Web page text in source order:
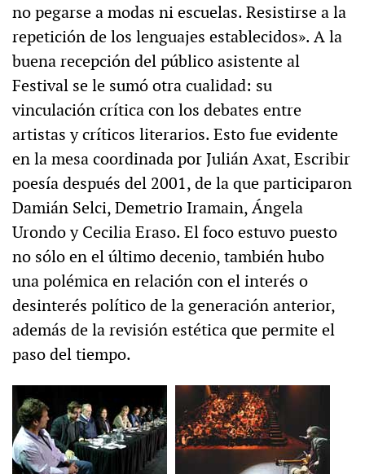
no pegarse a modas ni escuelas. Resistirse a la
repetición de los lenguajes establecidos». A la
buena recepción del público asistente al
Festival se le sumó otra cualidad: su
vinculación crítica con los debates entre
artistas y críticos literarios. Esto fue evidente
en la mesa coordinada por Julián Axat, Escribir
poesía después del 2001, de la que participaron
Damián Selci, Demetrio Iramain, Ángela
Urondo y Cecilia Eraso. El foco estuvo puesto
no sólo en el último decenio, también hubo
una polémica en relación con el interés o
desinterés político de la generación anterior,
además de la revisión estética que permite el
paso del tiempo.